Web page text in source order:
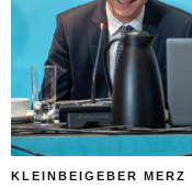
KLEINBEIGEBER MERZ